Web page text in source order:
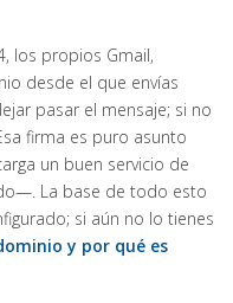
los propios Gmail,
desde el que envías
pasar el mensaje; si no
firma es puro asunto
un buen servicio de
La base de todo esto
si aún no lo tienes
y por qué es